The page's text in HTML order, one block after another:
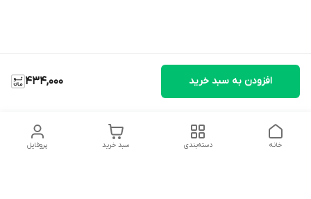
434,000 افزودن به سبد خرید
پروفایل سبد خرید دسته‌بندی خانه